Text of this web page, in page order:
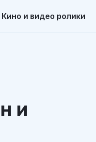
Кино и видео ролики
и